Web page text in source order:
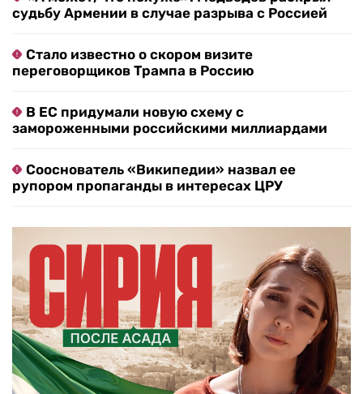
судьбу Армении в случае разрыва с Россией
Стало известно о скором визите
переговорщиков Трампа в Россию
В ЕС придумали новую схему с
замороженными российскими миллиардами
Сооснователь «Википедии» назвал ее
рупором пропаганды в интересах ЦРУ